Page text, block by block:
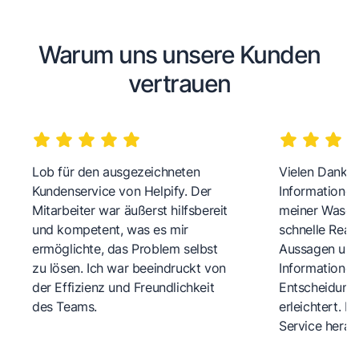
Warum uns unsere Kunden
vertrauen
Lob für den ausgezeichneten
Kundenservice von Helpify. Der
Mitarbeiter war äußerst hilfsbereit
und kompetent, was es mir
ermöglichte, das Problem selbst
zu lösen. Ich war beeindruckt von
der Effizienz und Freundlichkeit
des Teams.
Vielen Dank
meiner
schnelle
Aussagen
erleichtert.
Service